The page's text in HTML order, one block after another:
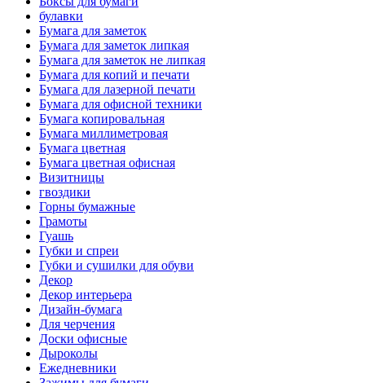
булавки
Бумага для заметок
Бумага для заметок липкая
Бумага для заметок не липкая
Бумага для копий и печати
Бумага для лазерной печати
Бумага для офисной техники
Бумага копировальная
Бумага миллиметровая
Бумага цветная
Бумага цветная офисная
Визитницы
гвоздики
Горны бумажные
Грамоты
Гуашь
Губки и спреи
Губки и сушилки для обуви
Декор
Декор интерьера
Дизайн-бумага
Для черчения
Доски офисные
Дыроколы
Ежедневники